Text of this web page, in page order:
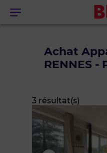
Menu
Achat
RENNES -
3 résultat(s)